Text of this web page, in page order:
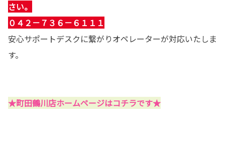
さい。
０４２－７３６－６１１１
安心サポートデスクに繋がりオペレーターが対応いたしま
す。
★町田鶴川店ホームページはコチラです★